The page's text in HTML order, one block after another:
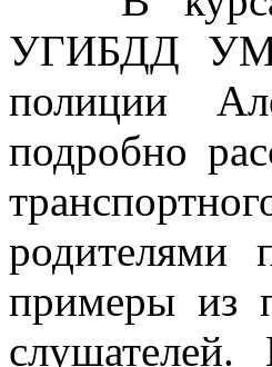
УГИБДД
полиции
подробно
родителями
примеры из